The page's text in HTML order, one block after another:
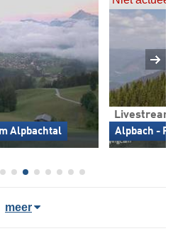
Alpbachtal
Livestream
Alpbach -
meer